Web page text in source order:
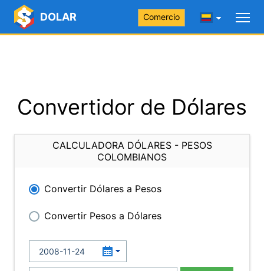
DOLAR Comercio
Convertidor de Dólares
CALCULADORA DÓLARES - PESOS
COLOMBIANOS
Convertir Dólares a Pesos
Convertir Pesos a Dólares